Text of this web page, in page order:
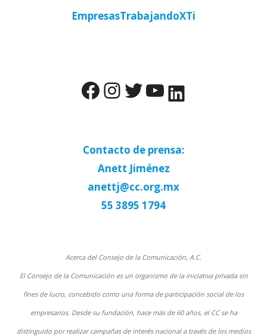
EmpresasTrabajandoXTi
Facebook
Instagram
Twitter
YouTube
LinkedIn
Contacto de prensa:
Anett Jiménez
anettj@cc.org.mx
55 3895 1794
Acerca del Consejo de la Comunicación, A.C.
El Consejo de la Comunicación es un organismo de la iniciativa privada sin
fines de lucro, concebido como una forma de participación social de los
empresarios. Desde su fundación, hace más de 60 años, el CC se ha
distinguido por realizar campañas de interés nacional a través de los medios